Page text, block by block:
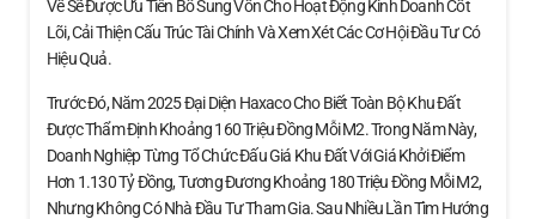
Về Sẽ Được Ưu Tiên Bổ Sung Vốn Cho Hoạt Động Kinh Doanh Cốt
Lõi, Cải Thiện Cấu Trúc Tài Chính Và Xem Xét Các Cơ Hội Đầu Tư Có
Hiệu Quả.
Trước Đó, Năm 2025 Đại Diện Haxaco Cho Biết Toàn Bộ Khu Đất
Được Thẩm Định Khoảng 160 Triệu Đồng Mỗi M2. Trong Năm Này,
Doanh Nghiệp Từng Tổ Chức Đấu Giá Khu Đất Với Giá Khởi Điểm
Hơn 1.130 Tỷ Đồng, Tương Đương Khoảng 180 Triệu Đồng Mỗi M2,
Nhưng Không Có Nhà Đầu Tư Tham Gia. Sau Nhiều Lần Tìm Hướng